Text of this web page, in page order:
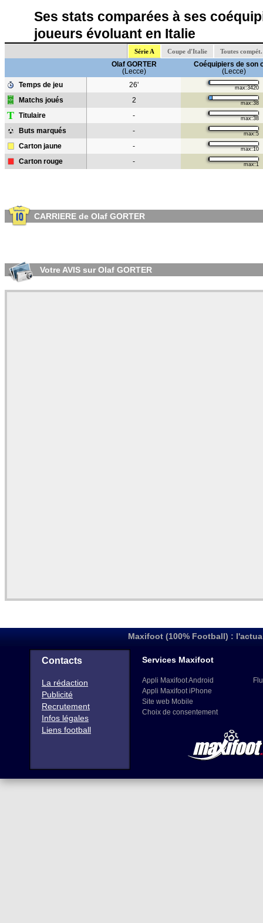
Ses stats comparées à ses
joueurs évoluant en Italie
Série A Coupe d'Italie Toutes compét.
Olaf GORTER
(Lecce)
Coéquipiers de son
(Lecce)
Temps de jeu
26' max:3420
Matchs joués 2 max:38
T Titulaire - max:38
Buts marqués - max:5
Carton jaune - max:10
Carton rouge - max:1
CARRIERE de Olaf GORTER
Votre AVIS sur Olaf GORTER
Maxifoot (100% Football) :
Contacts
La rédaction
Publicité
Recrutement
Infos légales
Liens football
Services Maxifoot
Appli Maxifoot Android
Appli Maxifoot iPhone
Site web Mobile
Choix de consentement